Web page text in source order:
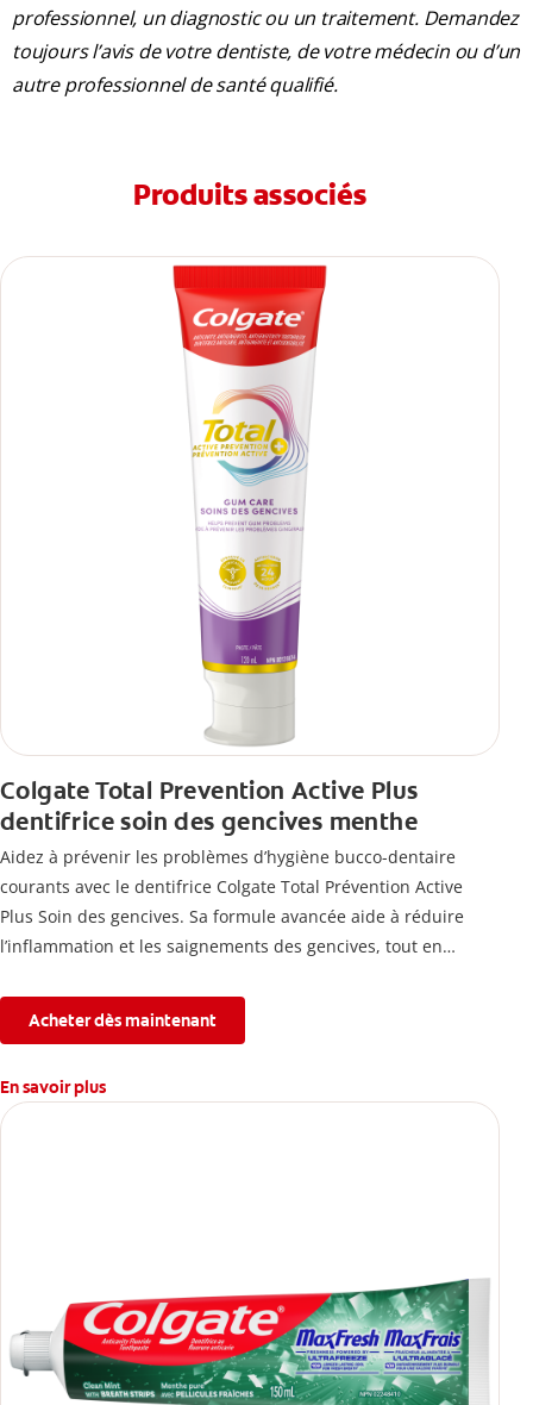
professionnel, un diagnostic ou un traitement. Demandez
toujours l’avis de votre dentiste, de votre médecin ou d’un
autre professionnel de santé qualifié.
Produits associés
Colgate Total Prevention Active Plus
dentifrice soin des gencives menthe
Aidez à prévenir les problèmes d’hygiène bucco-dentaire
courants avec le dentifrice Colgate Total Prévention Active
Plus Soin des gencives. Sa formule avancée aide à réduire
l’inflammation et les saignements des gencives, tout en
l’érosion de l’émail.
Acheter dès maintenant
En savoir plus